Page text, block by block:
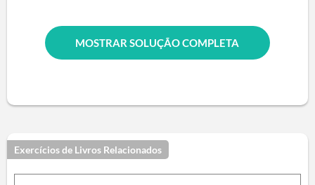
MOSTRAR SOLUÇÃO COMPLETA
Exercícios de Livros Relacionados